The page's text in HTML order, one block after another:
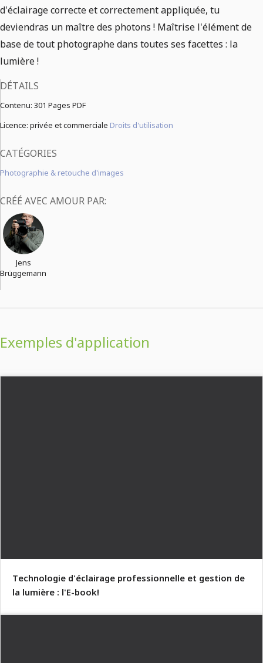
d'éclairage correcte et correctement appliquée, tu
deviendras un maître des photons ! Maîtrise l'élément de
base de tout photographe dans toutes ses facettes : la
lumière !
DÉTAILS
Contenu: 301 Pages PDF
Licence: privée et commerciale Droits d'utilisation
CATÉGORIES
Photographie & retouche d'images
CRÉÉ AVEC AMOUR PAR:
Jens
Brüggemann
Exemples d'application
Technologie d'éclairage professionnelle et gestion de
la lumière : l'E-book!